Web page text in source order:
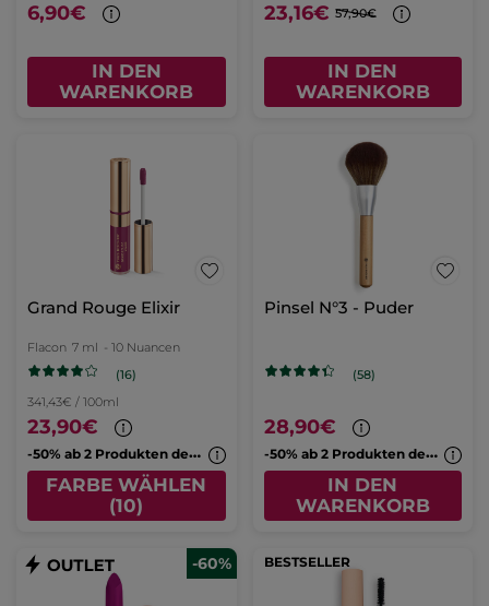
6,90€
IN DEN
WARENKORB
23,16€ 57,90€
IN DEN
WARENKORB
Grand Rouge Elixir
Flacon 7 ml - 10 Nuancen
(16)
341,43€ / 100ml
23,90€
-
50% ab 2 Produkten deiner Wahl
FARBE WÄHLEN
(10)
Pinsel N°3 - Puder
(58)
28,90€
-
50% ab 2 Produkten deiner Wahl
IN DEN
WARENKORB
-60% BESTSELLER